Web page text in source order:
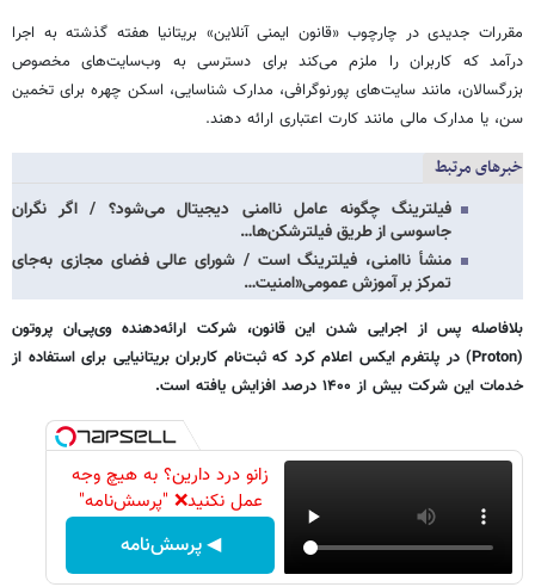
مقررات جدیدی در چارچوب «قانون ایمنی آنلاین» بریتانیا هفته گذشته به اجرا
درآمد که کاربران را ملزم می‌کند برای دسترسی به وب‌سایت‌های مخصوص
بزرگسالان، مانند سایت‌های پورنوگرافی، مدارک شناسایی، اسکن چهره برای تخمین
سن، یا مدارک مالی مانند کارت اعتباری ارائه دهند.
خبرهای مرتبط
فیلترینگ چگونه عامل ناامنی دیجیتال می‌شود؟ / اگر نگران
جاسوسی از طریق فیلترشکن‌ها…
منشأ ناامنی، فیلترینگ است / شورای عالی فضای مجازی به‌جای
تمرکز بر آموزش عمومی«امنیت…
بلافاصله پس از اجرایی شدن این قانون، شرکت ارائه‌دهنده وی‌پی‌ان پروتون
(Proton) در پلتفرم ایکس اعلام کرد که ثبت‌نام کاربران بریتانیایی برای استفاده از
خدمات این شرکت بیش از ۱۴۰۰ درصد افزایش یافته است.
زانو درد دارین؟ به هیچ وجه
عمل نکنید❌ "پرسش‌نامه"
◀ پرسش‌نامه